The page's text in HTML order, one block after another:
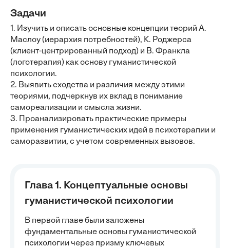
Задачи
1. Изучить и описать основные концепции теорий А.
Маслоу (иерархия потребностей), К. Роджерса
(клиент-центрированный подход) и В. Франкла
(логотерапия) как основу гуманистической
психологии.
2. Выявить сходства и различия между этими
теориями, подчеркнув их вклад в понимание
самореализации и смысла жизни.
3. Проанализировать практические примеры
применения гуманистических идей в психотерапии и
саморазвитии, с учетом современных вызовов.
Глава 1. Концептуальные основы
гуманистической психологии
В первой главе были заложены
фундаментальные основы гуманистической
психологии через призму ключевых